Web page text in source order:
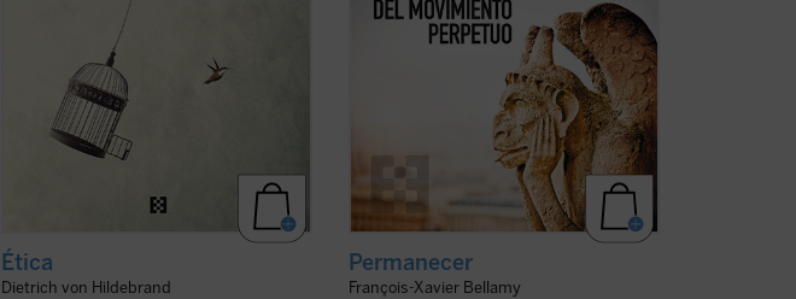
Ética
Dietrich von Hildebrand
Permanecer
François-Xavier Bellamy